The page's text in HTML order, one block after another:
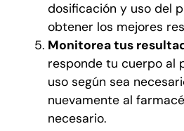
dosificación y uso del
obtener los mejores
Monitorea tus
responde tu cuerpo al
uso según sea
nuevamente al
necesario.